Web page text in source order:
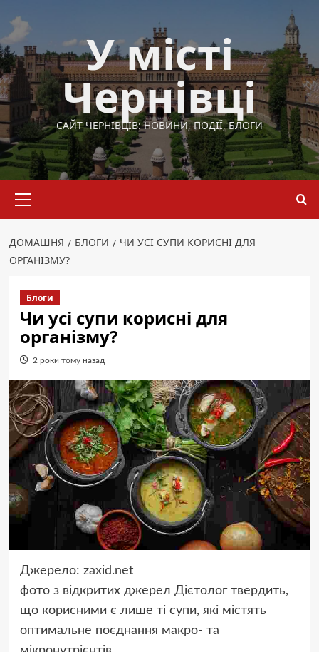
до
вмісту
У місті
Чернівці
САЙТ ЧЕРНІВЦІВ: НОВИНИ, ПОДІЇ, БЛОГИ
меню
ДОМАШНЯ БЛОГИ
ЧИ УСІ СУПИ КОРИСНІ ДЛЯ
ОРГАНІЗМУ?
Блоги
Чи усі супи корисні для
організму?
2 роки тому назад
Джерело: zaxid.net
фото з відкритих джерел Дієтолог твердить,
що корисними є лише ті супи, які містять
оптимальне поєднання макро- та